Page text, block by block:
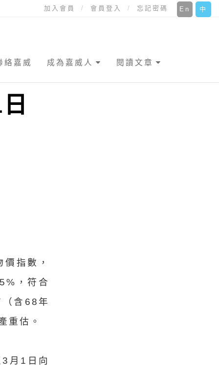
中
En
加入會員 會員登入 忘記密碼
絡嘉威 成為嘉威人 閱讀文章
指數，
，符合
含68年
重估。
月1日向